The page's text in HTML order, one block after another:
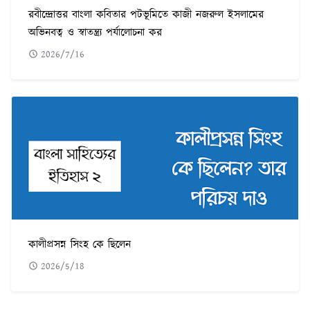
রবীন্দ্রোত্তর বাংলা কবিতার পটভূমিতে কাজী নজরুল ইসলামের
অভিনবত্ব ও স্বাতন্ত্র্য পর্যালোচনা কর
2026/7/16
কালীপ্রসন্ন সিংহ কে ছিলেন
2026/5/18